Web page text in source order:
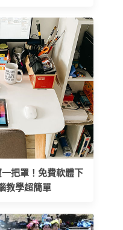
把罩！免費軟體下
教學超簡單